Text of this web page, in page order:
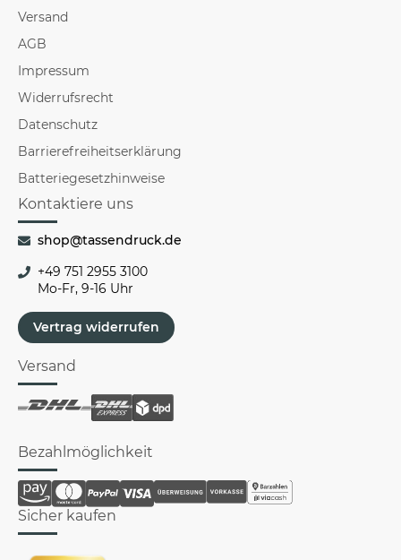
Versand
AGB
Impressum
Widerrufsrecht
Datenschutz
Barrierefreiheitserklärung
Batteriegesetzhinweise
Kontaktiere uns
shop@tassendruck.de
+49 751 2955 3100
Mo-Fr, 9-16 Uhr
Vertrag widerrufen
Versand
Bezahlmöglichkeit
Sicher kaufen